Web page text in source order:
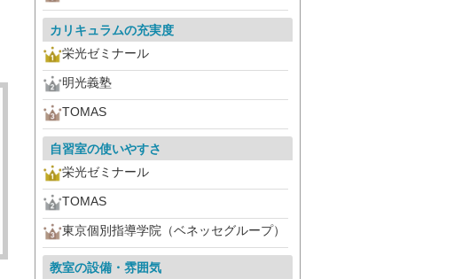
カリキュラムの充実度
栄光ゼミナール
明光義塾
TOMAS
自習室の使いやすさ
栄光ゼミナール
TOMAS
東京個別指導学院（ベネッセグループ）
教室の設備・雰囲気